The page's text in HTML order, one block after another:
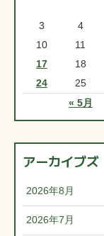
« 5月
3
4
10
11
17
18
24
25
アーカイブズ
2026年8月
2026年7月